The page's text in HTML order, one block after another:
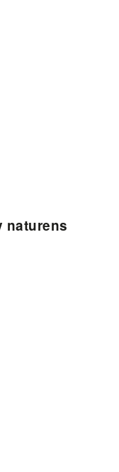
naturens